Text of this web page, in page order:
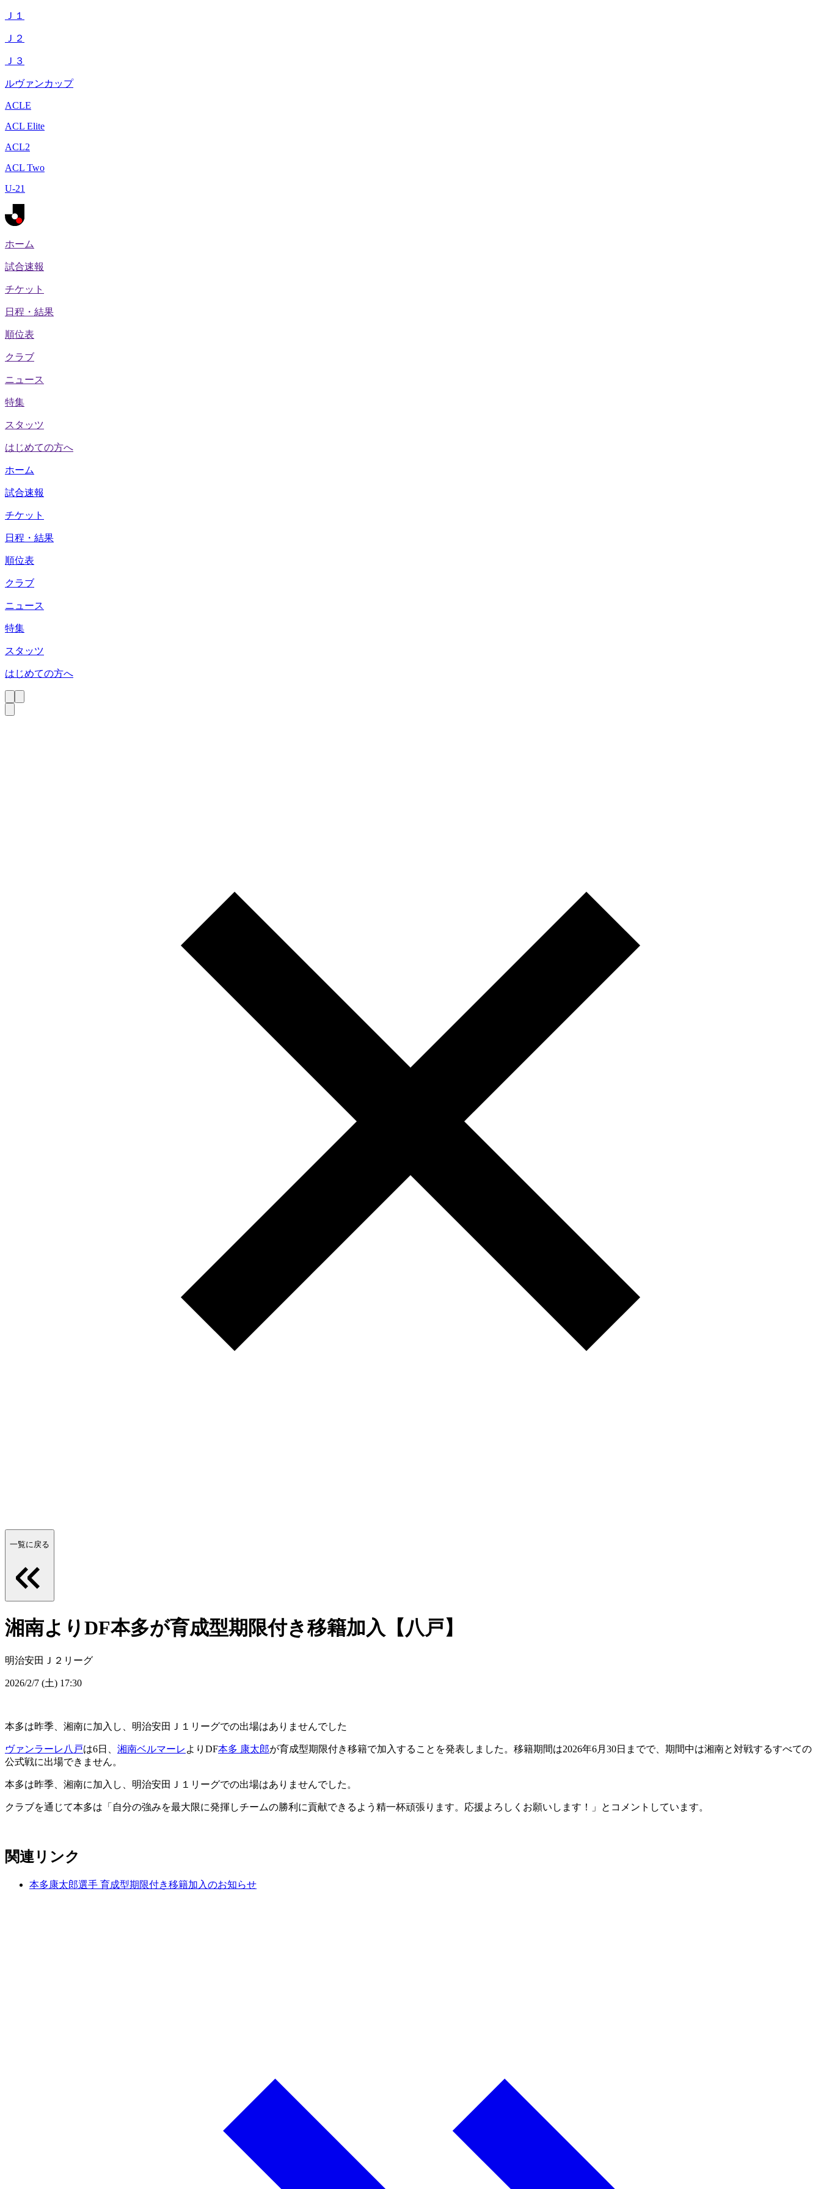
Ｊ１
Ｊ２
Ｊ３
ルヴァンカップ
ACLE
ACL Elite
ACL2
ACL Two
U-21
ホーム
試合速報
チケット
日程・結果
順位表
クラブ
ニュース
特集
スタッツ
はじめての方へ
ホーム
試合速報
チケット
日程・結果
順位表
クラブ
ニュース
特集
スタッツ
はじめての方へ
一覧に戻る
湘南よりDF本多が育成型期限付き移籍加入【八戸】
明治安田Ｊ２リーグ
2026/2/7 (土) 17:30
本多は昨季、湘南に加入し、明治安田Ｊ１リーグでの出場はありませんでした
ヴァンラーレ八戸は6日、 湘南ベルマーレ よりDF本多 康太郎が育成型期限付き移籍で加入することを発表しました。移籍期間は2026年6月30日までで、期間中は湘南と対戦するすべての
公式戦に出場できません。
本多は昨季、湘南に加入し、明治安田Ｊ１リーグでの出場はありませんでした。
クラブを通じて本多は「自分の強みを最大限に発揮しチームの勝利に貢献できるよう精一杯頑張ります。応援よろしくお願いします！」とコメントしています。
関連リンク
本多康太郎選手 育成型期限付き移籍加入のお知らせ